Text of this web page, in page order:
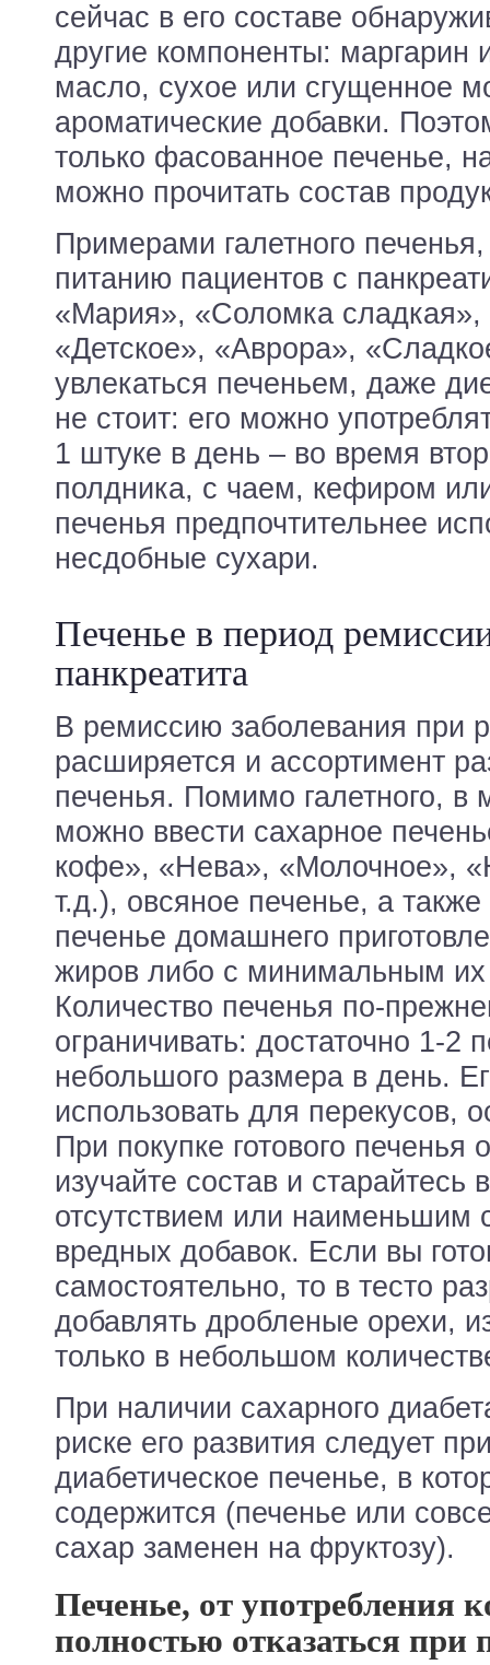
сейчас в его составе
другие компоненты: маргарин
масло, сухое или сгущенное
ароматические добавки.
только фасованное печенье,
можно прочитать состав
Примерами галетного
питанию пациентов с
«Мария», «Соломка сладкая»,
«Детское», «Аврора»,
увлекаться печеньем, даже
не стоит: его можно
1 штуке в день – во время
полдника, с чаем, кефиром
печенья предпочтительнее
несдобные сухари.
Печенье в период
панкреатита
В ремиссию заболевания при
расширяется и ассортимент
печенья. Помимо галетного, в
можно ввести сахарное
кофе», «Нева», «Молочное»,
т.д.), овсяное печенье, а
печенье домашнего
жиров либо с минимальным их
Количество печенья по-
ограничивать: достаточно 1-2
небольшого размера в день.
использовать для перекусов,
При покупке готового печенья
изучайте состав и старайтесь
отсутствием или наименьшим
вредных добавок. Если вы
самостоятельно, то в тесто
добавлять дробленые орехи,
только в небольшом
При наличии сахарного
риске его развития следует
диабетическое печенье, в
содержится (печенье или
сахар заменен на фруктозу).
Печенье, от употребления
полностью отказаться при